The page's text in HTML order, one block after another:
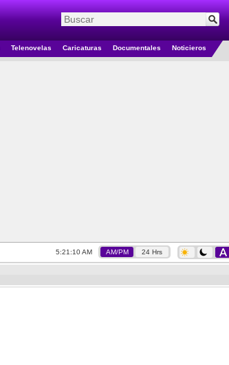
Telenovelas Caricaturas Documentales Noticieros
5:21:10 AM AM/PM 24 Hrs